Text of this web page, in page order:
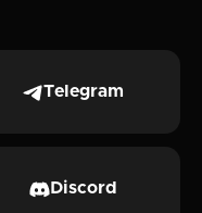
Telegram
Discord